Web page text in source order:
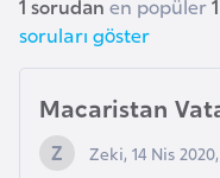
soruları göster
Macaristan
Zeki, 14 Nis 2020,
o
t
h
o